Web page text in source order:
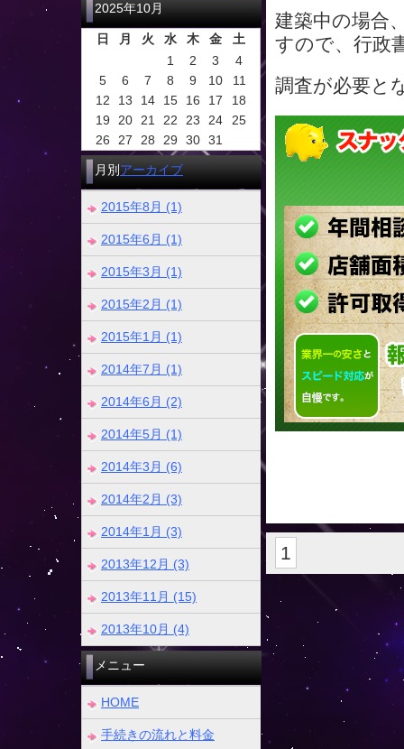
建築中の場合
すので、行政
調査が必要と
1
2025年10月
日 月 火 水 木 金
土
1
2 3
4
5
6 7 8 9 10
11
12
13 14 15 16 17
18
19
20 21 22 23 24
25
26
27 28 29 30 31
月別 アーカイブ
2015年8月 (1)
2015年6月 (1)
2015年3月 (1)
2015年2月 (1)
2015年1月 (1)
2014年7月 (1)
2014年6月 (2)
2014年5月 (1)
2014年3月 (6)
2014年2月 (3)
2014年1月 (3)
2013年12月 (3)
2013年11月 (15)
2013年10月 (4)
メニュー
HOME
手続きの流れと料金